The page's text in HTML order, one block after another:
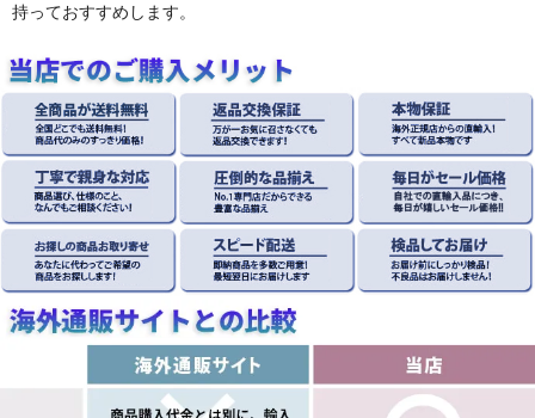
持っておすすめします。